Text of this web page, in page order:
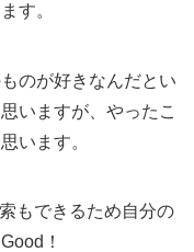
す。
のが好きなんだとい
いますが、やったこ
います。
もできるため自分の
！